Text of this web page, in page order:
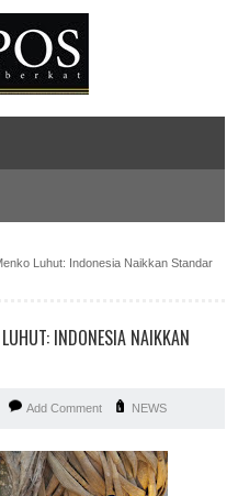
Luhut: Indonesia Naikkan Standar
INDONESIA NAIKKAN
Add Comment NEWS